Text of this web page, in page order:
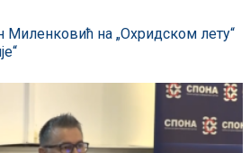
Миленковић на „Охридском лету“